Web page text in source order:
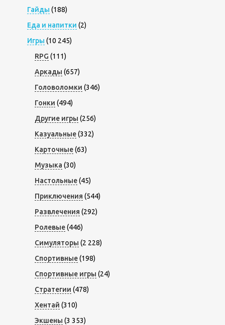
Гайды (188)
Еда и напитки (2)
Игры (10 245)
RPG (111)
Аркады (657)
Головоломки (346)
Гонки (494)
Другие игры (256)
Казуальные(332)
Карточные(63)
Музыка (30)
Настольные(45)
Приключения (544)
Развлечения (292)
Ролевые(446)
Симуляторы (2 228)
Спортивные(198)
Спортивные игры (24)
Стратегии (478)
Хентай (310)
Экшены (3 353)